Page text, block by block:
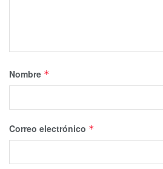
Nombre *
Correo electrónico *